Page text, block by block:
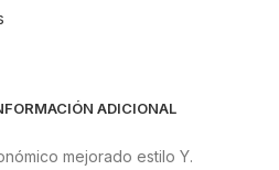
ADICIONAL
mejorado estilo Y.